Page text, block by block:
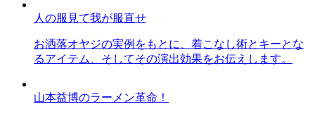
人の服見て我が服直せ
お洒落オヤジの実例をもとに、着こなし術とキーとな
るアイテム、そしてその演出効果をお伝えします。
山本益博のラーメン革命！